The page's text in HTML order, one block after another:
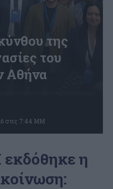
της
του
Αθήνα
στις 7:44 ΜΜ
η